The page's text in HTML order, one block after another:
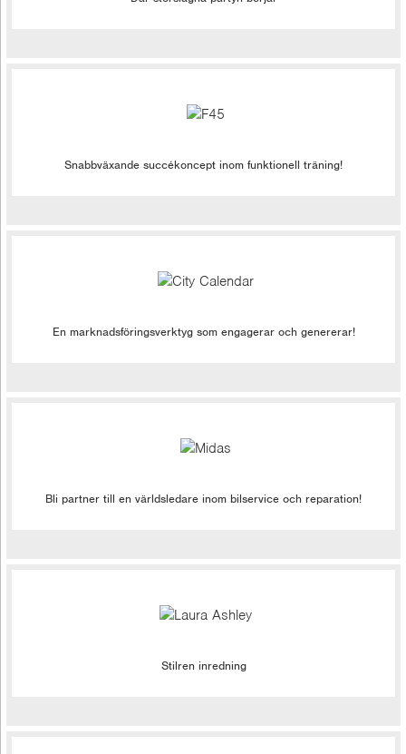
Snabbväxande succékoncept inom funktionell träning!
En marknadsföringsverktyg som engagerar och genererar!
Bli partner till en världsledare inom bilservice och reparation!
Stilren inredning